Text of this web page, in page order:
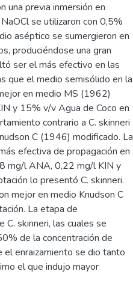
una previa inmersión en
se utilizaron con 0,5%
aséptico se sumergieron en
produciéndose una gran
ser el más efectivo en las
que el medio semisólido en la
en medio MS (1962)
y 15% v/v Agua de Coco en
contrario a C. skinneri
C (1946) modificado. La
efectiva de propagación en
mg/l ANA, 0,22 mg/l KIN y
lo presentó C. skinneri.
mejor en medio Knudson C
La etapa de
skinneri, las cuales se
de la concentración de
el enraizamiento se dio tanto
el que indujo mayor